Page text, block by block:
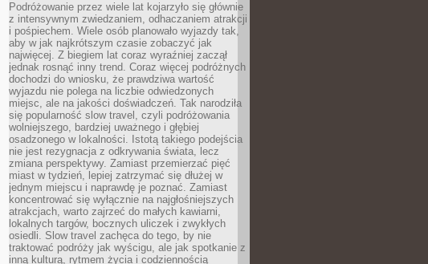
Podróżowanie przez wiele lat kojarzyło się głównie
z intensywnym zwiedzaniem, odhaczaniem atrakcji
i pośpiechem. Wiele osób planowało wyjazdy tak,
aby w jak najkrótszym czasie zobaczyć jak
najwięcej. Z biegiem lat coraz wyraźniej zaczął
jednak rosnąć inny trend. Coraz więcej podróżnych
dochodzi do wniosku, że prawdziwa wartość
wyjazdu nie polega na liczbie odwiedzonych
miejsc, ale na jakości doświadczeń. Tak narodziła
się popularność slow travel, czyli podróżowania
wolniejszego, bardziej uważnego i głębiej
osadzonego w lokalności. Istotą takiego podejścia
nie jest rezygnacja z odkrywania świata, lecz
zmiana perspektywy. Zamiast przemierzać pięć
miast w tydzień, lepiej zatrzymać się dłużej w
jednym miejscu i naprawdę je poznać. Zamiast
koncentrować się wyłącznie na najgłośniejszych
atrakcjach, warto zajrzeć do małych kawiarni,
lokalnych targów, bocznych uliczek i zwykłych
osiedli. Slow travel zachęca do tego, by nie
traktować podróży jak wyścigu, ale jak spotkanie z
inną kulturą, rytmem życia i codziennością